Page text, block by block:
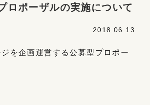
ロポーザルの実施について
2018.06.13
を企画運営する公募型プロポー